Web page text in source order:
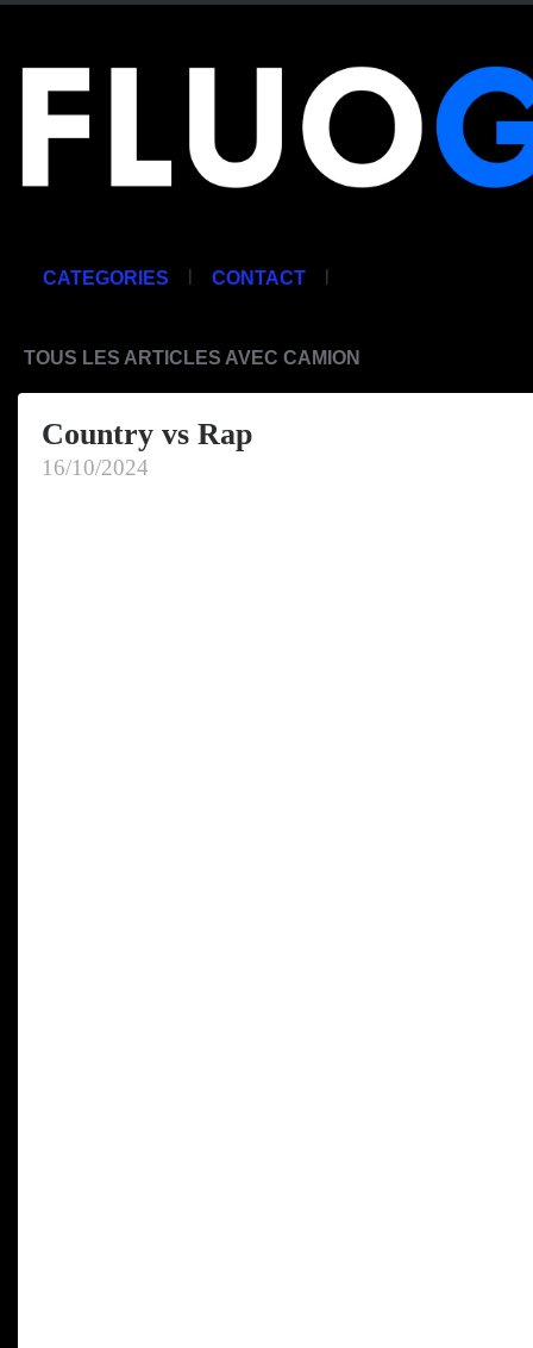
CATEGORIES | CONTACT |
TOUS LES ARTICLES AVEC CAMION
Country vs Rap
16/10/2024